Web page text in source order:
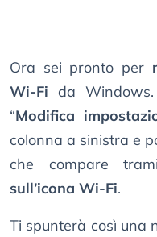
Ora sei pronto per
Wi-Fi da
“Modifica
colonna a sinistra e
che compare
sull’icona Wi-Fi.
Ti spunterà così una